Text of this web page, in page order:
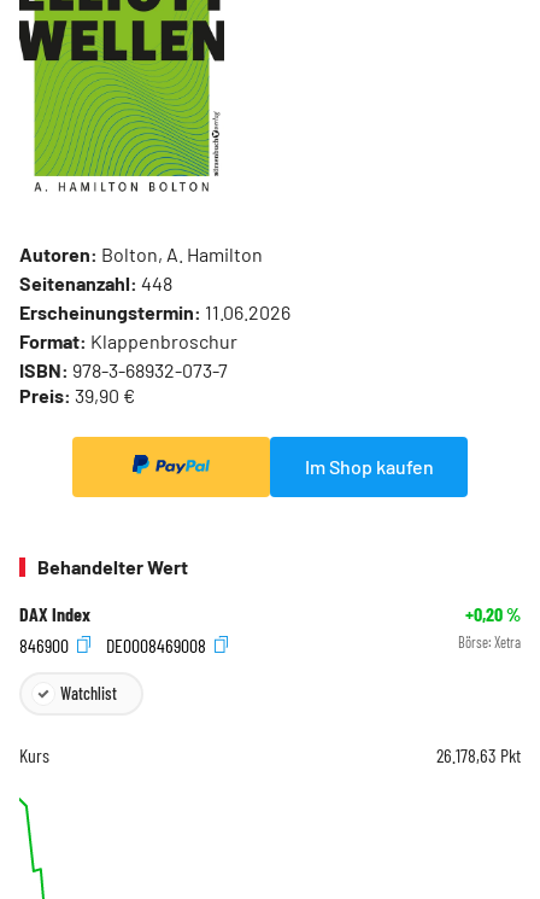
Autoren: Bolton, A. Hamilton
Seitenanzahl: 448
Erscheinungstermin: 11.06.2026
Format: Klappenbroschur
ISBN: 978-3-68932-073-7
Preis: 39,90 €
Im Shop kaufen
Behandelter Wert
DAX Index +0,20%
846900
DE0008469008 Börse: Xetra
Watchlist
Kurs 26.178,63 Pkt